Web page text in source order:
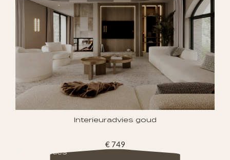
Interieuradvies goud
€ 749
Bekijk opties